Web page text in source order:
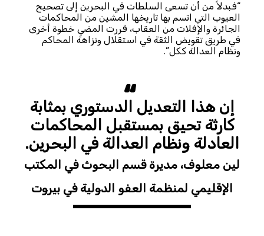
“فبدلاً من أن تسعى السلطات في البحرين إلى تصحيح
العيوب التي اتسم بها تاريخها المشين من المحاكمات
الجائرة والإفلات من العقاب، قررت المضي خطوة أخرى
في طريق تقويض الثقة في استقلال ونزاهة المحاكم
ونظام العدالة ككل”.
إن هذا التعديل الدستوري بمثابة
كارثة تحيق بمستقبل المحاكمات
العادلة ونظام العدالة في البحرين.
لين معلوف، مديرة قسم البحوث في المكتب
الإقليمي لمنظمة العفو الدولية في بيروت